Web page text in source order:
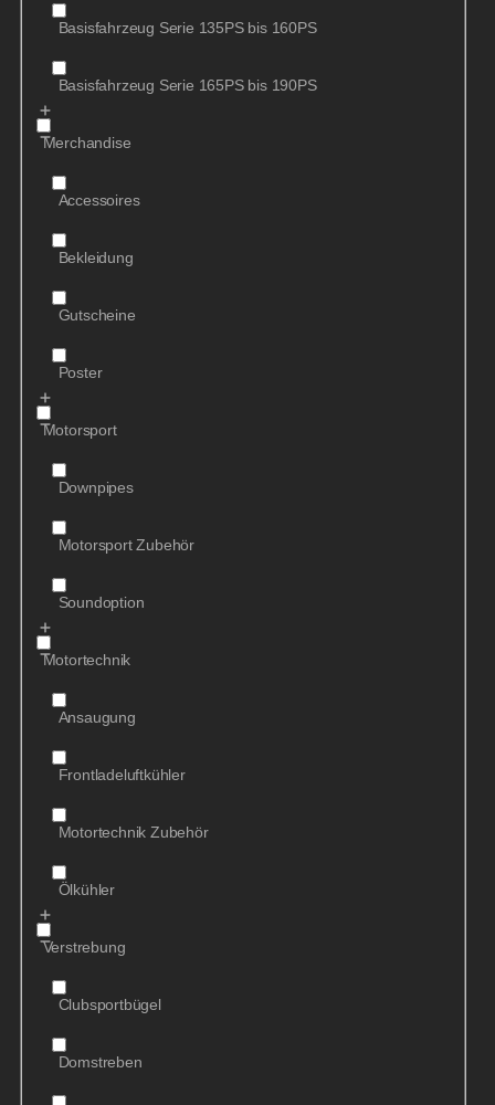
Basisfahrzeug Serie 135PS bis 160PS
Basisfahrzeug Serie 165PS bis 190PS
Merchandise
Accessoires
Bekleidung
Gutscheine
Poster
Motorsport
Downpipes
Motorsport Zubehör
Soundoption
Motortechnik
Ansaugung
Frontladeluftkühler
Motortechnik Zubehör
Ölkühler
Verstrebung
Clubsportbügel
Domstreben